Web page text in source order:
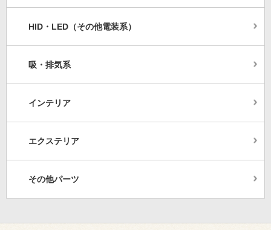
HID・LED（その他電装系）
吸・排気系
インテリア
エクステリア
その他パーツ